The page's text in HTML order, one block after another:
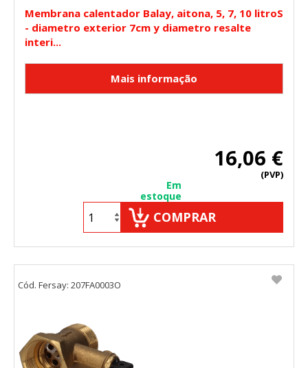
Membrana calentador Balay, aitona, 5, 7, 10 litroS
- diametro exterior 7cm y diametro resalte
interi...
16,06 €
(PVP)
Em
estoque
COMPRAR
Cód. Fersay: 207FA0003O